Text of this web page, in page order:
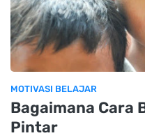
MOTIVASI BELAJAR
Bagaimana Cara
Pintar